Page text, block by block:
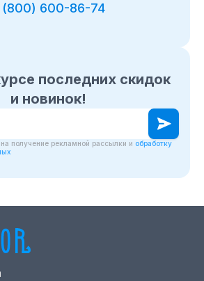
последних скидок
и новинок!
на новости
получение рекламной рассылки и обработку
(800) 600-86-74